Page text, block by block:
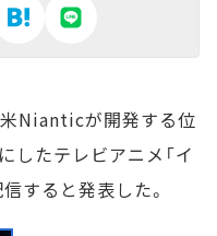
Nianticが開発する位
したテレビアニメ「イ
すると発表した。